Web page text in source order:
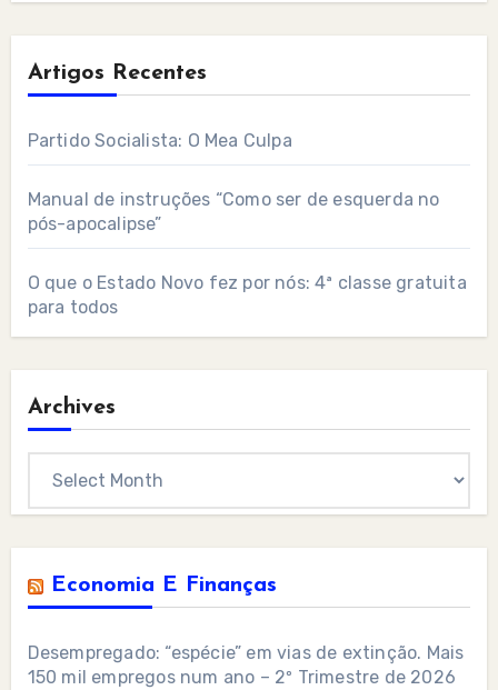
Artigos Recentes
Partido Socialista: O Mea Culpa
Manual de instruções “Como ser de esquerda no
pós-apocalipse”
O que o Estado Novo fez por nós: 4ª classe gratuita
para todos
Archives
Economia E Finanças
Desempregado: “espécie” em vias de extinção. Mais
150 mil empregos num ano – 2º Trimestre de 2026